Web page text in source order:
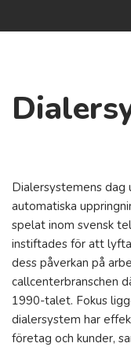
Dialersystemens dag
automatiska
spelat inom svensk
instiftades för att
dess påverkan på
callcenterbranschen
1990-talet. Fokus
dialersystem har
företag och kunder,